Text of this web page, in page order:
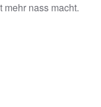
mehr nass macht.